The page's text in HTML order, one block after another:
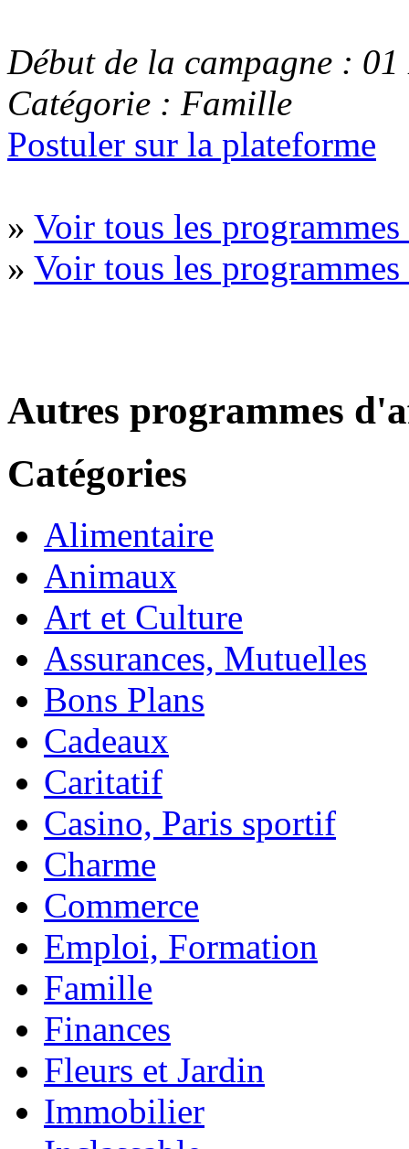
Début de la campagne :
Catégorie : Famille
Postuler sur la plateforme
» Voir tous les
» Voir tous les
Autres programmes
Catégories
Alimentaire
Animaux
Art et Culture
Assurances, Mutuelles
Bons Plans
Cadeaux
Caritatif
Casino, Paris sportif
Charme
Commerce
Emploi, Formation
Famille
Finances
Fleurs et Jardin
Immobilier